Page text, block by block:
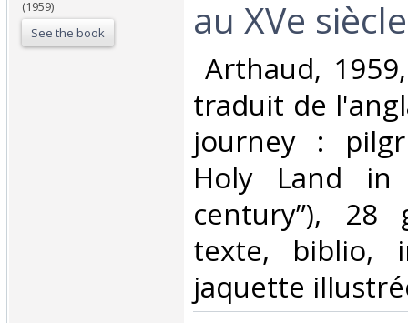
(1959)
See the book
au XVe
Arthaud,
traduit de
journey :
Holy Land
century”), 28
texte, biblio,
jaquette